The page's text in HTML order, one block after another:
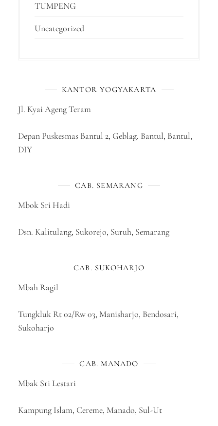
TUMPENG
Uncategorized
KANTOR YOGYAKARTA
Jl. Kyai Ageng Teram
Depan Puskesmas Bantul 2, Geblag. Bantul, Bantul,
DIY
CAB. SEMARANG
Mbok Sri Hadi
Dsn. Kalitulang, Sukorejo, Suruh, Semarang
CAB. SUKOHARJO
Mbah Ragil
Tungkluk Rt 02/Rw 03, Manisharjo, Bendosari,
Sukoharjo
CAB. MANADO
Mbak Sri Lestari
Kampung Islam, Cereme, Manado, Sul-Ut